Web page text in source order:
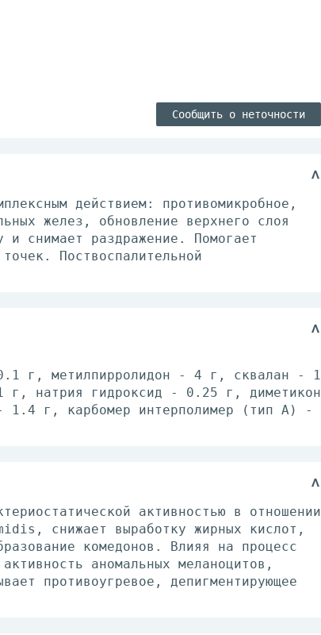
Сообщить о неточности
действием: противомикробное,
желез, обновление верхнего слоя
и снимает раздражение. Помогает
Поствоспалительной
0.1 г, метилпирролидон - 4 г, сквалан - 1
натрия гидроксид - 0.25 г, диметикон
1.4 г, карбомер интерполимер (тип А) -
активностью в отношении
снижает выработку жирных кислот,
комедонов. Влияя на процесс
аномальных меланоцитов,
противоугревое, депигментирующее